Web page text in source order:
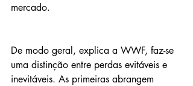
mercado.
De modo geral, explica a WWF, faz-se
uma distinção entre perdas evitáveis e
inevitáveis. As primeiras abrangem